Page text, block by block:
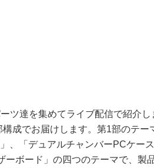
ツ達を集めてライブ配信で紹介し
構成でお届けします。第1部のテー
、「デュアルチャンバーPCケー
ーボード」の四つのテーマで、製